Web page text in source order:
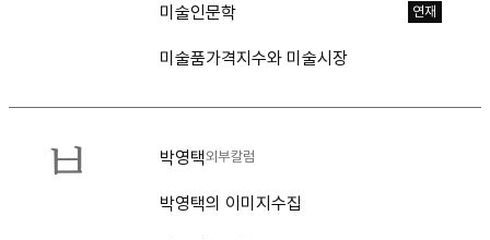
미술인문학 연재
미술품가격지수와 미술시장
ㅂ 박영택외부칼럼
박영택의 이미지수집